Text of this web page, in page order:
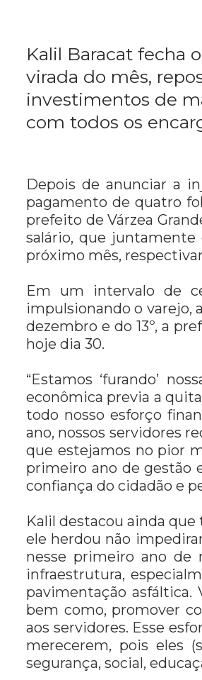
Kalil Baracat fecha
virada do mês,
investimentos de
com todos os
Depois de anunciar a
pagamento de quatro
prefeito de Várzea
salário, que juntamente
próximo mês,
Em um intervalo de
impulsionando o varejo,
dezembro e do 13º, a
hoje dia 30.
“Estamos ‘furando’
econômica previa a
todo nosso esforço
ano, nossos servidores
que estejamos no pior
primeiro ano de gestão
confiança do cidadão e
Kalil destacou ainda
ele herdou não
nesse primeiro ano de
infraestrutura,
pavimentação asfáltica.
bem como, promover
aos servidores. Esse
merecerem, pois eles
segurança, social,